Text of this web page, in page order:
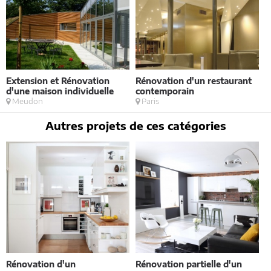
Extension et Rénovation
d'une maison individuelle
Meudon
Rénovation d'un restaurant
contemporain
Paris
Autres projets de ces catégories
Rénovation d'un
Rénovation partielle d'un